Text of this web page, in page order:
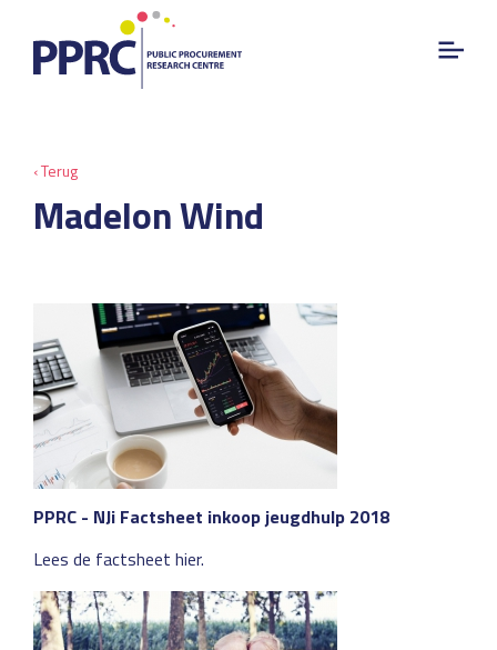
‹ Terug
Madelon Wind
PPRC - NJi Factsheet inkoop jeugdhulp 2018
Lees de factsheet hier.